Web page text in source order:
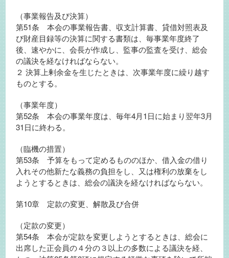
（事業報告及び決算）
第51条 本会の事業報告書、収支計算書、貸借対照表及
び財産目録等の決算に関する書類は、毎事業年度終了
後、速やかに、会長が作成し、監事の監査を受け、総会
の議決を経なければならない。
２ 決算上剰余金を生じたときは、次事業年度に繰り越す
ものとする。
（事業年度）
第52条 本会の事業年度は、毎年4月1日に始まり翌年3月
31日に終わる。
（臨機の措置）
第53条 予算をもって定めるもののほか、借入金の借り
入れその他新たな義務の負担をし、又は権利の放棄をし
ようとするときは、総会の議決を経なければならない。
第10章 定款の変更、解散及び合併
（定款の変更）
第54条 本会が定款を変更しようとするときは、総会に
出席した正会員の４分の３以上の多数による議決を経、